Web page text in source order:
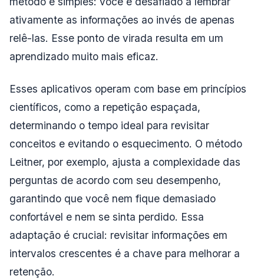
ativamente as informações ao invés de apenas
relê-las. Esse ponto de virada resulta em um
aprendizado muito mais eficaz.
Esses aplicativos operam com base em princípios
científicos, como a repetição espaçada,
determinando o tempo ideal para revisitar
conceitos e evitando o esquecimento. O método
Leitner, por exemplo, ajusta a complexidade das
perguntas de acordo com seu desempenho,
garantindo que você nem fique demasiado
confortável e nem se sinta perdido. Essa
adaptação é crucial: revisitar informações em
intervalos crescentes é a chave para melhorar a
retenção.